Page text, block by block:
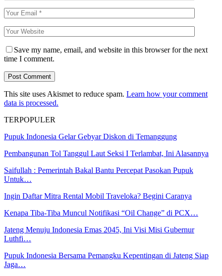
Save my name, email, and website in this browser for the next
time I comment.
This site uses Akismet to reduce spam. Learn how your comment
data is processed.
TERPOPULER
Pupuk Indonesia Gelar Gebyar Diskon di Temanggung
Pembangunan Tol Tanggul Laut Seksi I Terlambat, Ini Alasannya
Saifullah : Pemerintah Bakal Bantu Percepat Pasokan Pupuk
Untuk…
Ingin Daftar Mitra Rental Mobil Traveloka? Begini Caranya
Kenapa Tiba-Tiba Muncul Notifikasi “Oil Change” di PCX…
Jateng Menuju Indonesia Emas 2045, Ini Visi Misi Gubernur
Luthfi…
Pupuk Indonesia Bersama Pemangku Kepentingan di Jateng Siap
Jaga…